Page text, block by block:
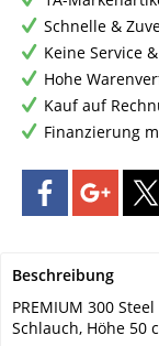
Schnelle &
Keine Service
Hohe
Kauf auf
Finanzierung
Beschreibung
PREMIUM 300
Schlauch, Höhe 50